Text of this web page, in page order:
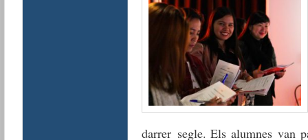
darrer segle. Els alumnes van